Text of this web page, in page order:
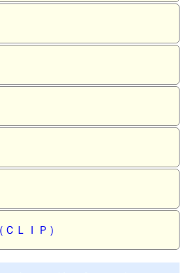
ＬＩＰ）